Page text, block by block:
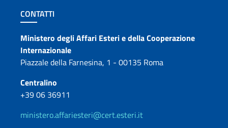
Sezione footer
CONTATTI
Contatti
Ministero degli Affari Esteri e della Cooperazione
Internazionale
Piazzale della Farnesina, 1 - 00135 Roma
Centralino
+39 06 36911
ministero.affariesteri@cert.esteri.it